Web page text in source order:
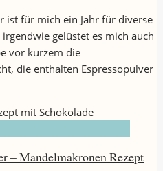
ist für mich ein Jahr für diverse
gelüstet es mich auch
vor kurzem die
die enthalten Espressopulver
– Mandelmakronen Rezept